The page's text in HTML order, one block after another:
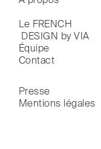
Le FRENCH
DESIGN by VIA
Équipe
Contact
Presse
Mentions légales